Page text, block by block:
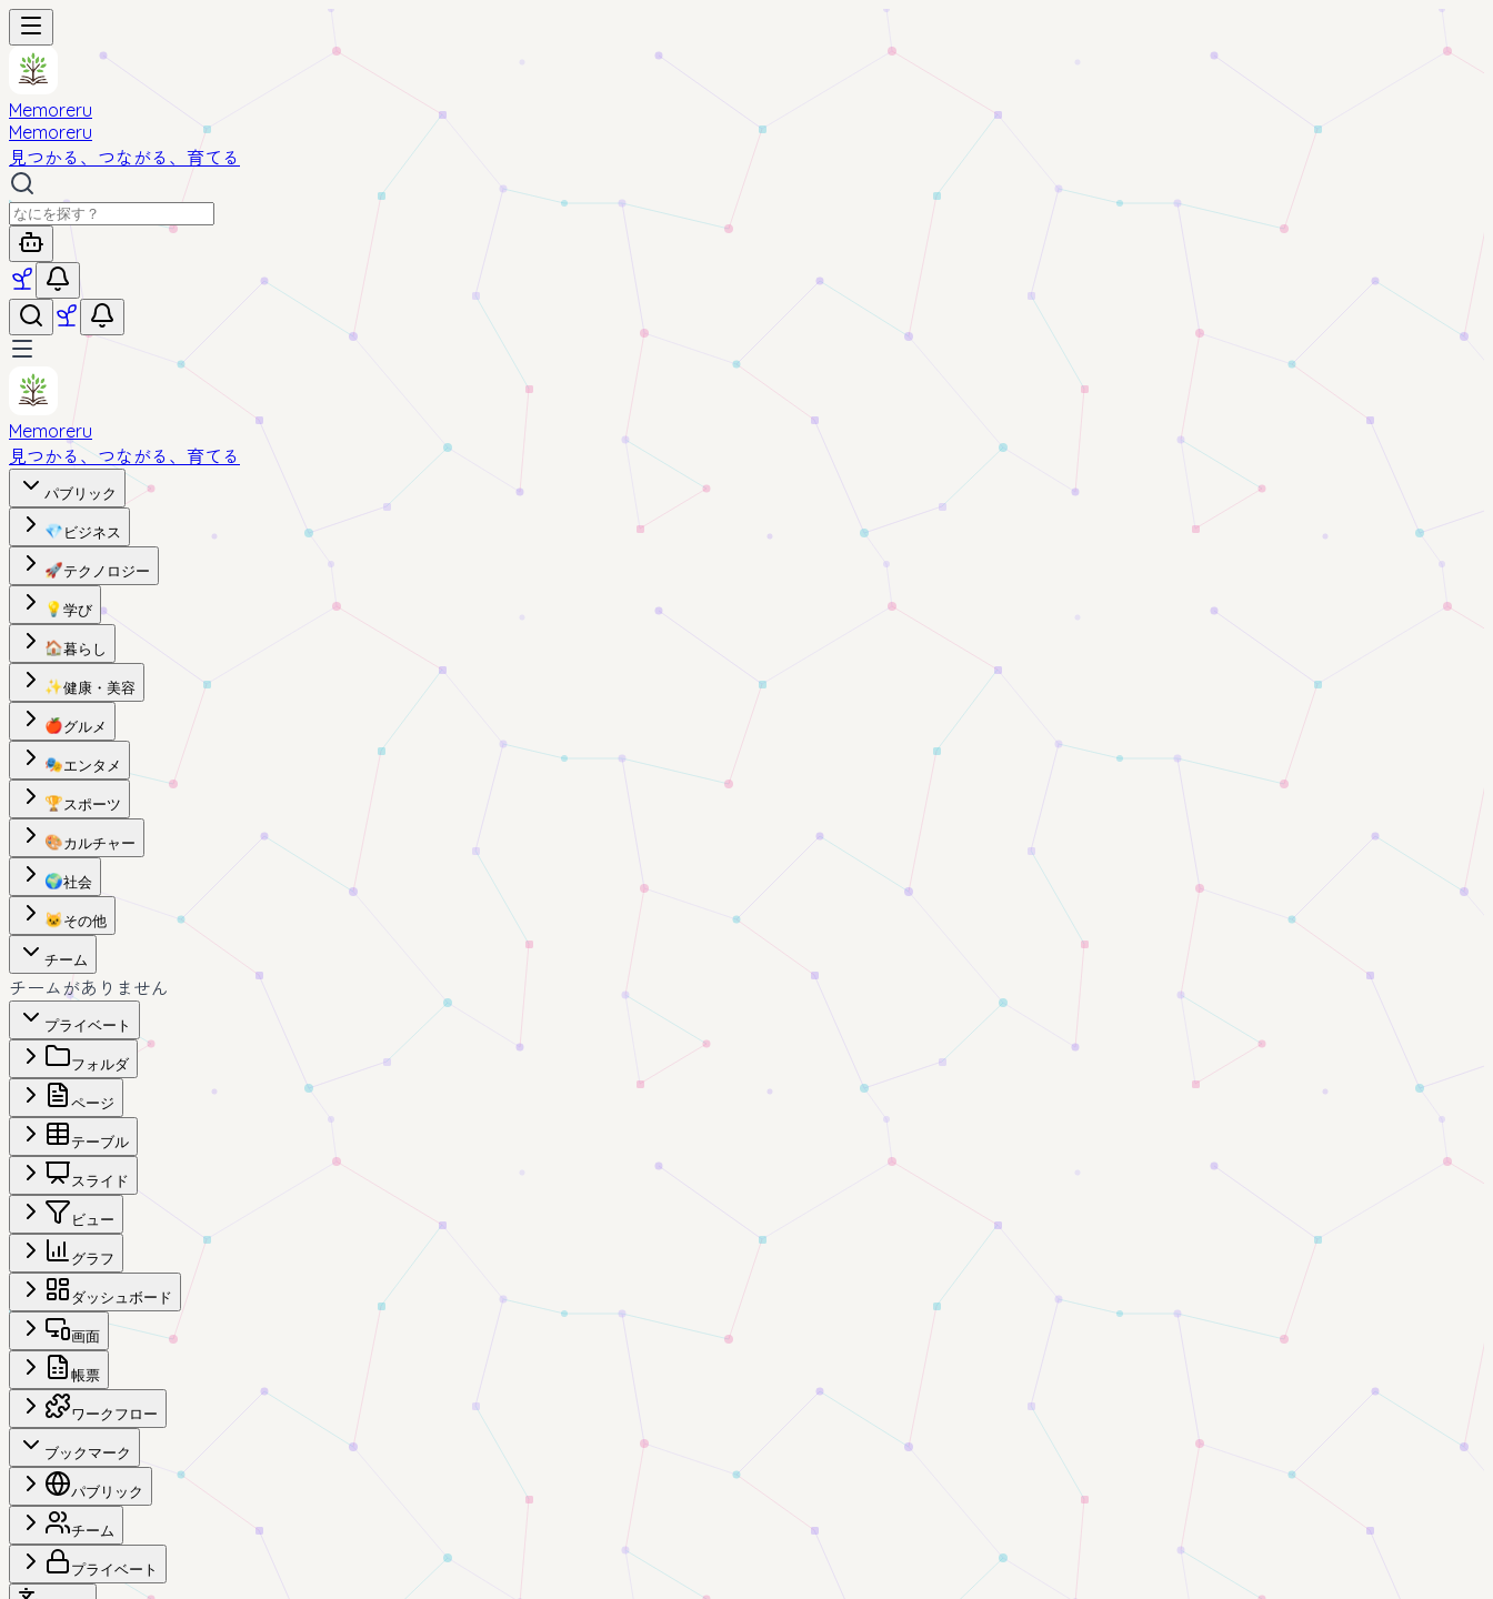
Memoreru
Memoreru
見つかる、つながる、育てる
Memoreru
見つかる、つながる、育てる
パブリック
💎 ビジネス
🚀テクノロジー
💡 学び
🏠暮らし
✨健康・美容
🍎グルメ
🎭エンタメ
🏆スポーツ
🎨カルチャー
🌍社会
🐱 その他
チーム
チームがありません
プライベート
フォルダ
ページ
テーブル
スライド
ビュー
グラフ
ダッシュボード
画面
帳票
ワークフロー
ブックマーク
パブリック
チーム
プライベート